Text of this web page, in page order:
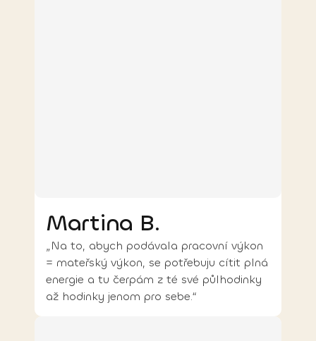
Martina B.
„Na to, abych podávala pracovní výkon
= mateřský výkon, se potřebuju cítit plná
energie a tu čerpám z té své půlhodinky
až hodinky jenom pro sebe.“